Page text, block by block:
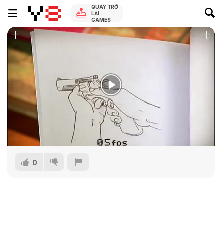
QUAY TRỞ
LẠI
GAMES
0